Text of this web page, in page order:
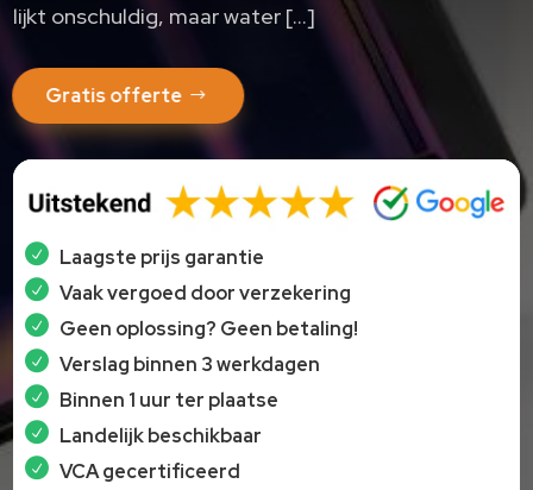
lijkt onschuldig, maar water […]
Gratis offerte
Laagste prijs garantie
Vaak vergoed door verzekering
Geen oplossing? Geen betaling!
Verslag binnen 3 werkdagen
Binnen 1 uur ter plaatse
Landelijk beschikbaar
VCA gecertificeerd